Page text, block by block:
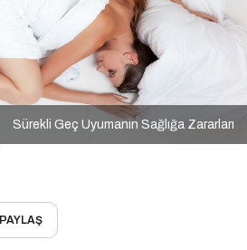
Sürekli Geç Uyumanın Sağlığa Zararları
PAYLAŞ